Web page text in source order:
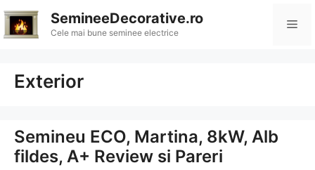
Sari
la
conținut
SemineeDecorative.ro
Cele mai bune seminee electrice
Exterior
Semineu ECO, Martina, 8kW, Alb
fildes, A+ Review si Pareri